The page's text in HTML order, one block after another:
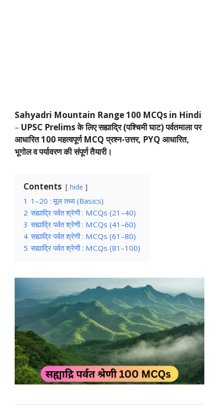
Sahyadri Mountain Range 100 MCQs in Hindi
– UPSC Prelims के लिए सह्याद्रि (पश्चिमी घाट) पर्वतमाला पर
आधारित 100 महत्वपूर्ण MCQ प्रश्न-उत्तर, PYQ आधारित,
भूगोल व पर्यावरण की संपूर्ण तैयारी।
Contents hide
1 1–20 : मूल तथ्य (Basics)
2 सह्याद्रि पर्वत श्रेणी : MCQs (21–40)
3 सह्याद्रि पर्वत श्रेणी : MCQs (41–60)
4 सह्याद्रि पर्वत श्रेणी : MCQs (61–80)
5 सह्याद्रि पर्वत श्रेणी : MCQs (81–100)